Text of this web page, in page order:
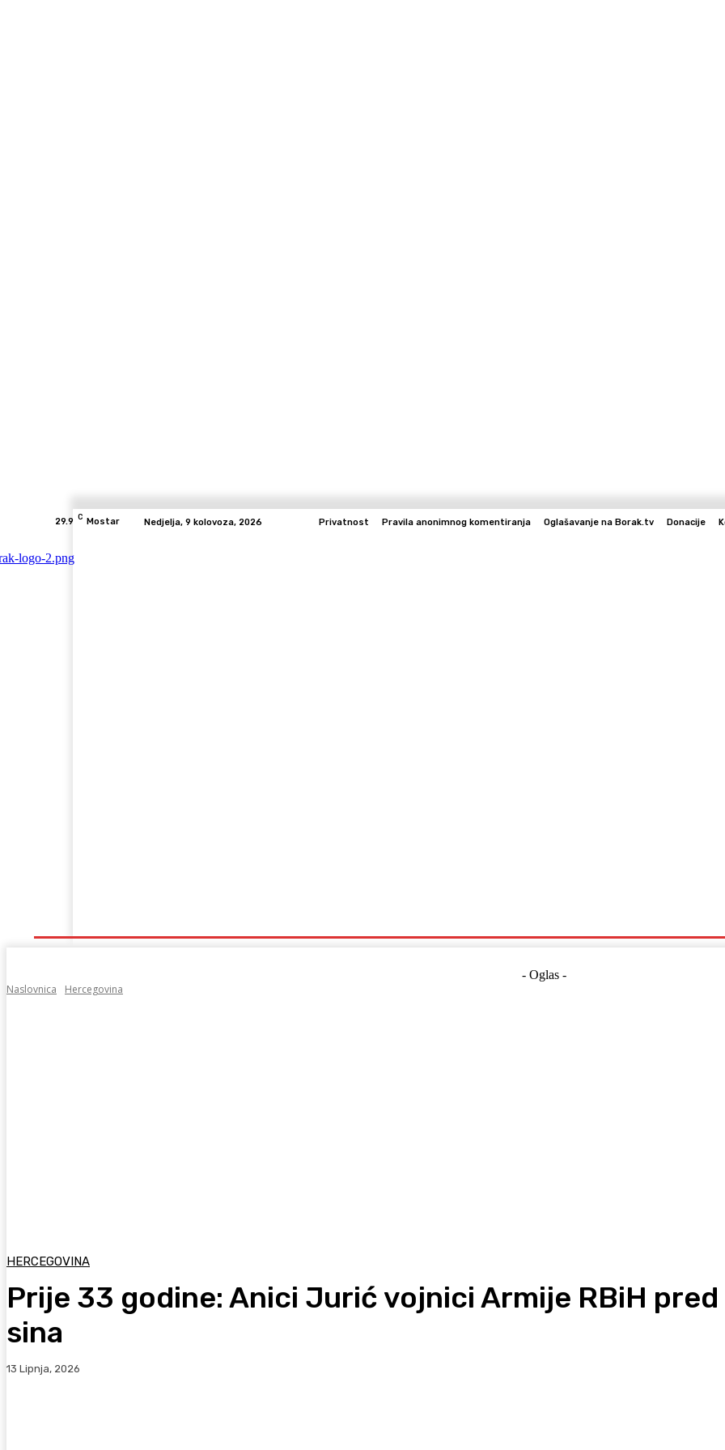
29.9 C Mostar Nedjelja, 9 kolovoza, 2026 Privatnost Pravila anonimnog komentiranja Oglašavanje na Borak.tv Donacije
- Oglas -
Naslovnica
Hercegovina
HERCEGOVINA
Prije 33 godine: Anici Jurić vojnici Armije RBiH
sina
13 Lipnja, 2026